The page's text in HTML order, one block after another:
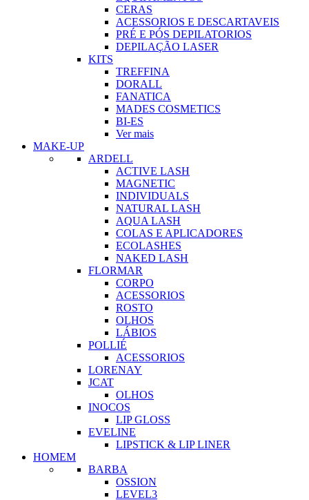
CERAS
ACESSORIOS E DESCARTAVEIS
PRÉ E PÓS DEPILATORIOS
DEPILAÇÃO LASER
KITS
TREFFINA
DORALL
FANATICA
MADES COSMETICS
BI-ES
Ver mais
MAKE-UP
ARDELL
ACTIVE LASH
MAGNETIC
INDIVIDUALS
NATURAL LASH
AQUA LASH
COLAS E APLICADORES
ECOLASHES
NAKED LASH
FLORMAR
CORPO
ACESSORIOS
ROSTO
OLHOS
LÁBIOS
POLLIÉ
ACESSORIOS
LORENAY
JCAT
OLHOS
INOCOS
LIP GLOSS
EVELINE
LIPSTICK & LIP LINER
HOMEM
BARBA
OSSION
LEVEL3